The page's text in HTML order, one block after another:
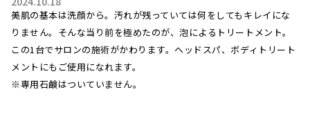
美肌の基本は洗顔から。汚れが残っていては何をしてもキレイにな
りません。そんな当り前を極めたのが、泡によるトリートメント。
この1台でサロンの施術がかわります。ヘッドスパ、ボディトリート
メントにもご使用になれます。
※専用石鹸はついていません。